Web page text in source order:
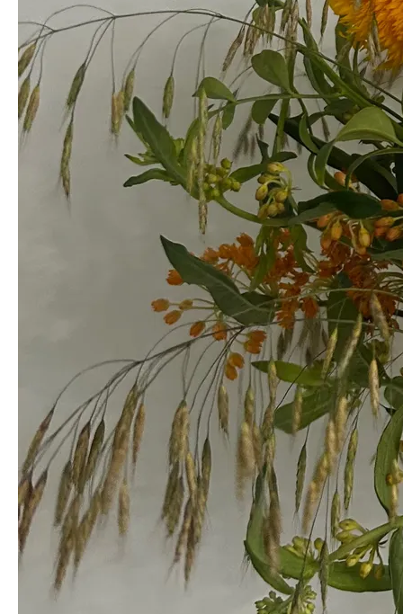
꽃영춘화 (봄) 소재영춘화 (여름)
입문자부터 숙련자까지
손쉽게 활용해 보세요